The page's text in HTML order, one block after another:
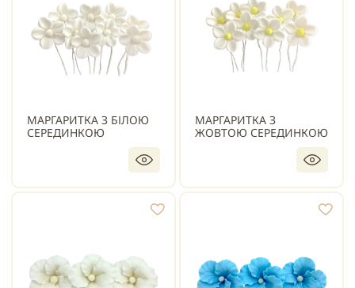
МАРГАРИТКА З БІЛОЮ
СЕРЕДИНКОЮ
МАРГАРИТКА З
ЖОВТОЮ СЕРЕДИНКОЮ